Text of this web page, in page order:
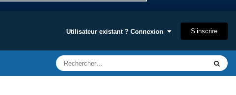
Utilisateur existant ? Connexion S’inscrire